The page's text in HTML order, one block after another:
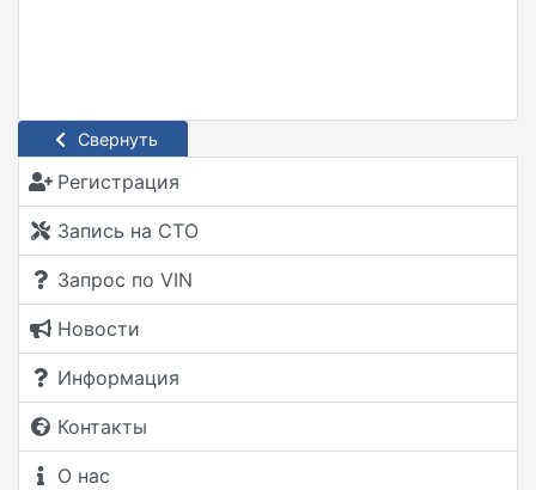
Свернуть
Регистрация
Запись на СТО
Запрос по VIN
Новости
Информация
Контакты
О нас